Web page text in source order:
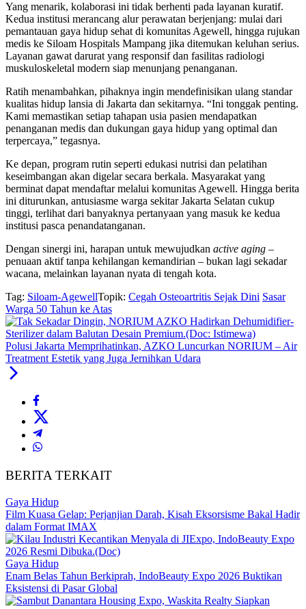
Yang menarik, kolaborasi ini tidak berhenti pada layanan kuratif.
Kedua institusi merancang alur perawatan berjenjang: mulai dari
pemantauan gaya hidup sehat di komunitas Agewell, hingga rujukan
medis ke Siloam Hospitals Mampang jika ditemukan keluhan serius.
Layanan gawat darurat yang responsif dan fasilitas radiologi
muskuloskeletal modern siap menunjang penanganan.
Ratih menambahkan, pihaknya ingin mendefinisikan ulang standar
kualitas hidup lansia di Jakarta dan sekitarnya. “Ini tonggak penting.
Kami memastikan setiap tahapan usia pasien mendapatkan
penanganan medis dan dukungan gaya hidup yang optimal dan
terpercaya,” tegasnya.
Ke depan, program rutin seperti edukasi nutrisi dan pelatihan
keseimbangan akan digelar secara berkala. Masyarakat yang
berminat dapat mendaftar melalui komunitas Agewell. Hingga berita
ini diturunkan, antusiasme warga sekitar Jakarta Selatan cukup
tinggi, terlihat dari banyaknya pertanyaan yang masuk ke kedua
institusi pasca penandatanganan.
Dengan sinergi ini, harapan untuk mewujudkan active aging –
penuaan aktif tanpa kehilangan kemandirian – bukan lagi sekadar
wacana, melainkan layanan nyata di tengah kota.
Tag: Siloam-AgewellTopik: Cegah Osteoartritis Sejak Dini Sasar
Warga 50 Tahun ke Atas
Polusi Jakarta Memprihatinkan, AZKO Luncurkan NORIUM – Air
Treatment Estetik yang Juga Jernihkan Udara
BERITA TERKAIT
Gaya Hidup
Film Kuasa Gelap: Perjanjian Darah, Kisah Eksorsisme Bakal Hadir
dalam Format IMAX
Gaya Hidup
Enam Belas Tahun Berkiprah, IndoBeauty Expo 2026 Buktikan
Eksistensi di Pasar Global